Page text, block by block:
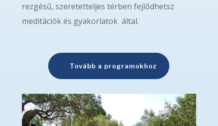
rezgésű, szeretetteljes térben fejlődhetsz
meditációk és gyakorlatok által.
Tovább a programokhoz